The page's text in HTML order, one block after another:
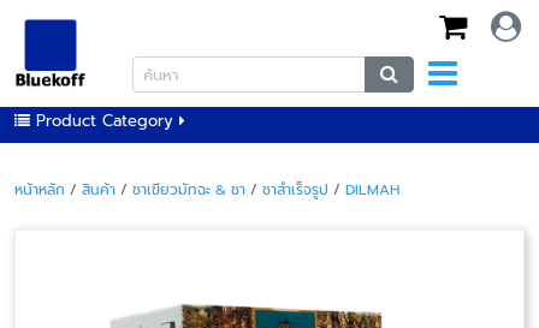
Product Category
หน้าหลัก / สินค้า / ชาเขียวมัทฉะ & ชา / ชาสำเร็จรูป / DILMAH